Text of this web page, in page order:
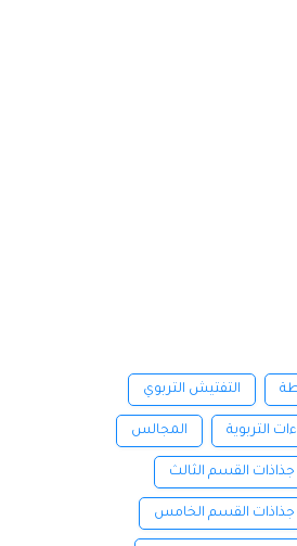
التفتيش التربوي
التربوية المجالس
جذاذات القسم الثالث
جذاذات القسم الخامس